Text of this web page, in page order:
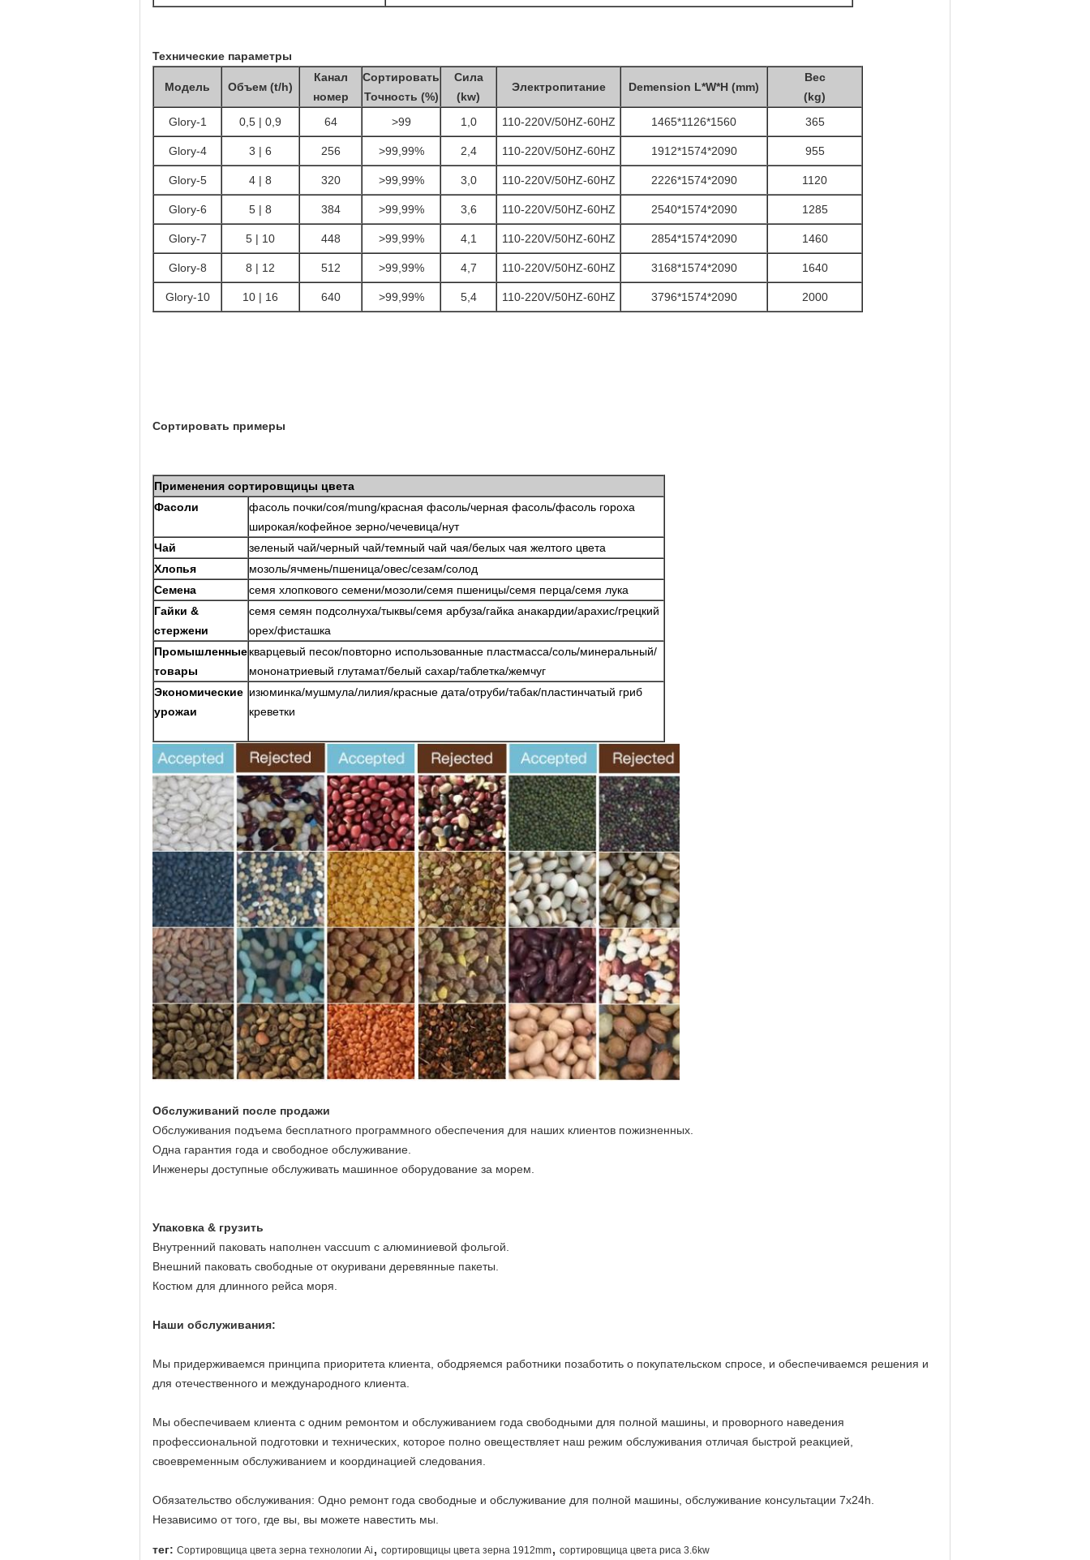
Технические параметры
Модель Объем (t/h)
Канал
номер
Сортировать
Точность (%)
Сила
(kw)
Электропитание Demension L*W*H (mm)
Вес
(kg)
Glory-1
0,5 | 0,9 64 >99 1,0 110-220V/50HZ-60HZ 1465*1126*1560 365
Glory-4 3 | 6 256 >99,99% 2,4 110-220V/50HZ-60HZ 1912*1574*2090 955
Glory-5 4 | 8 320 >99,99% 3,0 110-220V/50HZ-60HZ 2226*1574*2090 1120
Glory-6 5 | 8 384 >99,99% 3,6 110-220V/50HZ-60HZ 2540*1574*2090 1285
Glory-7 5 | 10 448 >99,99% 4,1 110-220V/50HZ-60HZ 2854*1574*2090 1460
Glory-8 8 | 12 512 >99,99% 4,7 110-220V/50HZ-60HZ 3168*1574*2090 1640
Glory-10 10 | 16 640 >99,99% 5,4 110-220V/50HZ-60HZ 3796*1574*2090 2000
Сортировать примеры
Применения сортировщицы цвета
Фасоли
фасоль почки/соя/mung/красная фасоль/черная фасоль/фасоль гороха
широкая/кофейное зерно/чечевица/нут
Чай
зеленый чай/черный чай/темный чай чая/белых чая желтого цвета
Хлопья
мозоль/ячмень/пшеница/овес/сезам/солод
Семена
семя хлопкового семени/мозоли/семя пшеницы/семя перца/семя лука
Гайки &
стержени
семя семян подсолнуха/тыквы/семя арбуза/гайка анакардии/арахис/грецкий
орех/фисташка
Промышленные
товары
кварцевый песок/повторно использованные пластмасса/соль/минеральный/
мононатриевый глутамат/белый сахар/таблетка/жемчуг
Экономические
урожаи
изюминка/мушмула/лилия/красные дата/отруби/табак/пластинчатый гриб
креветки
Обслуживаний после продажи
Обслуживания подъема бесплатного программного обеспечения для наших клиентов пожизненных.
Одна гарантия года и свободное обслуживание.
Инженеры доступные обслуживать машинное оборудование за морем.
Упаковка & грузить
Внутренний паковать наполнен vaccuum с алюминиевой фольгой.
Внешний паковать свободные от окуривани деревянные пакеты.
Костюм для длинного рейса моря.
Наши обслуживания:
Мы придерживаемся принципа приоритета клиента, ободряемся работники позаботить о покупательском спросе, и обеспечиваемся решения и
для отечественного и международного клиента.
Мы обеспечиваем клиента с одним ремонтом и обслуживанием года свободными для полной машины, и проворного наведения
профессиональной подготовки и технических, которое полно овеществляет наш режим обслуживания отличая быстрой реакцией,
своевременным обслуживанием и координацией следования.
Обязательство обслуживания: Одно ремонт года свободные и обслуживание для полной машины, обслуживание консультации 7x24h.
Независимо от того, где вы, вы можете навестить мы.
тег: Сортировщица цвета зерна технологии Ai , сортировщицы цвета зерна 1912mm, сортировщица цвета риса 3.6kw